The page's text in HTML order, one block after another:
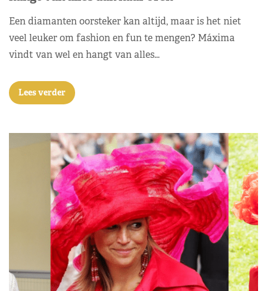
Een diamanten oorsteker kan altijd, maar is het niet
veel leuker om fashion en fun te mengen? Máxima
vindt van wel en hangt van alles…
Lees verder